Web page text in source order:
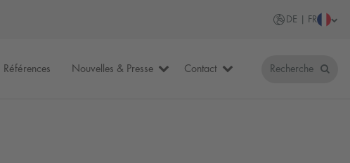
DE | FR
Références Nouvelles & Presse Contact Recherche